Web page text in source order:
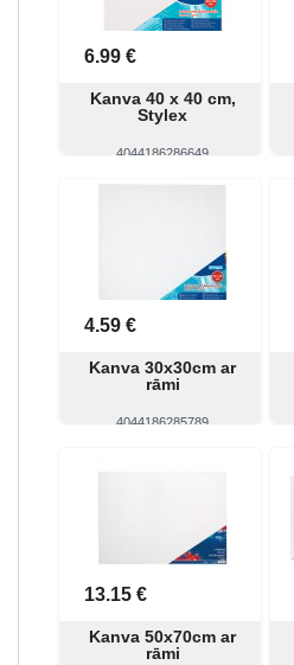
6.99 €
Kanva 40 x 40 cm,
Stylex
4044186286649
Pirkt
4.59 €
Kanva 30x30cm ar
rāmi
4044186285789
13.15 €
Kanva 50x70cm ar
rāmi